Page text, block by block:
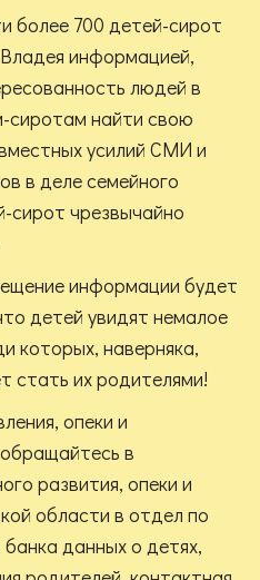
более 700 детей-сирот
информацией,
людей в
сиротам найти свою
усилий СМИ и
в деле семейного
сирот чрезвычайно
информации будет
детей увидят немалое
которых, наверняка,
стать их родителями!
опеки и
в
развития, опеки и
области в отдел по
данных о детях,